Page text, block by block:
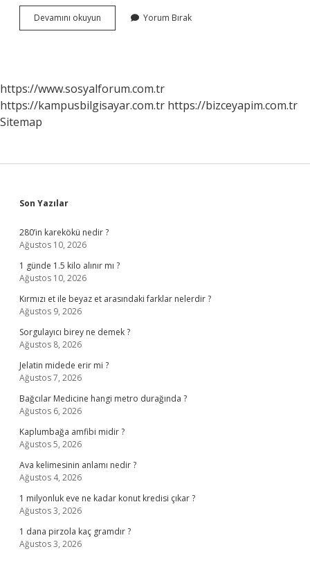
Devamını okuyun Bulmacada
Diş
Yorum Bırak
https://www.sosyalforum.com.tr
https://kampusbilgisayar.com.tr https://bizceyapim.com.tr
Sitemap
Sidebar
Son Yazılar
280’in karekökü nedir ?
Ağustos 10, 2026
1 günde 1.5 kilo alınır mı ?
Ağustos 10, 2026
Kırmızı et ile beyaz et arasındaki farklar nelerdir ?
Ağustos 9, 2026
Sorgulayıcı birey ne demek ?
Ağustos 8, 2026
Jelatin midede erir mi ?
Ağustos 7, 2026
Bağcılar Medicine hangi metro durağında ?
Ağustos 6, 2026
Kaplumbağa amfibi midir ?
Ağustos 5, 2026
Ava kelimesinin anlamı nedir ?
Ağustos 4, 2026
1 milyonluk eve ne kadar konut kredisi çıkar ?
Ağustos 3, 2026
1 dana pirzola kaç gramdır ?
Ağustos 3, 2026